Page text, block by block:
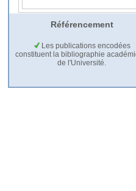
Référencement
Les publications encodées
constituent la bibliographie
de l'Université.